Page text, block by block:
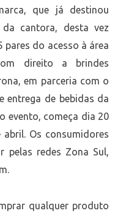
que já destinou
cantora, desta vez
pares do acesso à área
direito a brindes
em parceria com o
entrega de bebidas da
evento, começa dia 20
Os consumidores
pelas redes Zona Sul,
qualquer produto